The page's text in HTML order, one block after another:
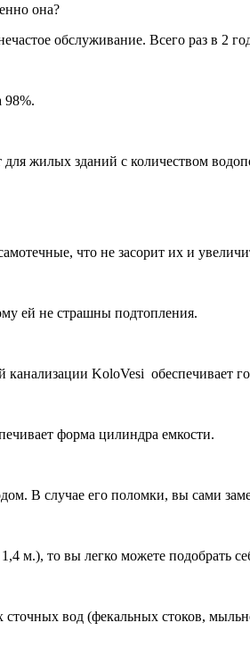
она?
обслуживание. Всего раз в 2
98%.
жилых зданий с количеством
что не засорит их и
ей не страшны подтопления.
канализации KoloVesi обеспечивает
форма цилиндра емкости.
В случае его поломки, вы сами
м.), то вы легко можете подобрать
сточных вод (фекальных стоков,